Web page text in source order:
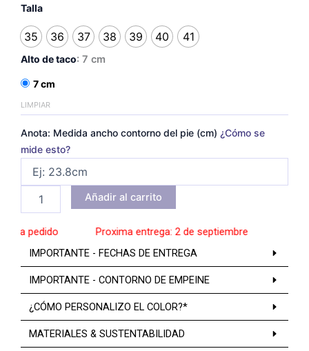
Talla
35 36 37 38 39 40 41
Alto de taco: 7 cm
7 cm
LIMPIAR
Anota: Medida ancho contorno del pie (cm) ¿Cómo se
mide esto?
7cm
Añadir al carrito
a pedido______ Proxima entrega: 2 de septiembre______
IMPORTANTE - FECHAS DE ENTREGA
IMPORTANTE - CONTORNO DE EMPEINE
¿CÓMO PERSONALIZO EL COLOR?*
MATERIALES & SUSTENTABILIDAD